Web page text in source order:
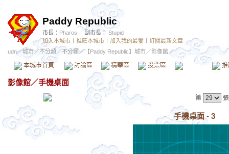
Paddy Republic
市長： Pharos 副市長： Stupid
加入本城市
推薦本城市 加入我的最愛
訂閱最新文章
udn／城市／不分類 ／不分類／【Paddy Republic】城市／影像館／
本城市首頁 討論區 精華區 投票區 影像館
影像館／手機桌面
第
手機桌面 - 3